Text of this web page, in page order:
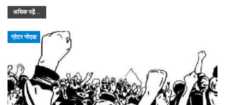
अधिक पढ़ें...
ग्रेटर नोएडा